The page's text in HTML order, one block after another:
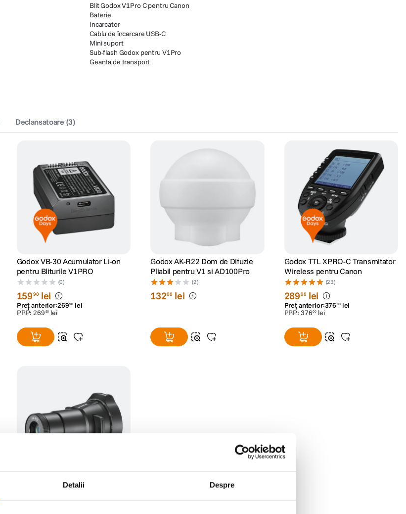
Detalii Despre
Blit Godox V1Pro C pentru Canon
Baterie
Incarcator
Cablu de încarcare USB-C
Mini suport
Sub-flash Godox pentru V1Pro
Geanta de transport
Declansatoare (3)
Godox VB-30 Acumulator Li-on
pentru Bliturile V1PRO
(0)
15990 lei
Preț anterior:26990 lei
PRP:269 90 lei
Godox AK-R22 Dom de Difuzie
Pliabil pentru V1 si AD100Pro
(2)
13200 lei
Godox TTL XPRO-C Transmitator
Wireless pentru Canon
(23)
28990 lei
Preț anterior:37600 lei
PRP: 37600 lei
Godox AK-R21 Snoot Proiectie pt